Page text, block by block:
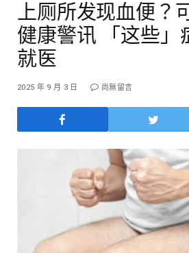
上厕所发现血便？
健康警讯 「这些」
就医
2025 年 9 月 3 日 尚無留言